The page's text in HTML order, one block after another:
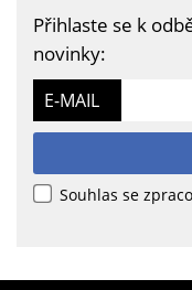
Přihlaste se k
novinky:
E-MAIL
Souhlas se